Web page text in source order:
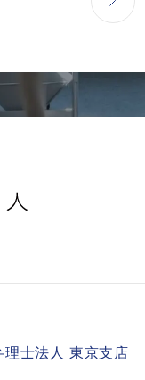
理士法人 東京支店